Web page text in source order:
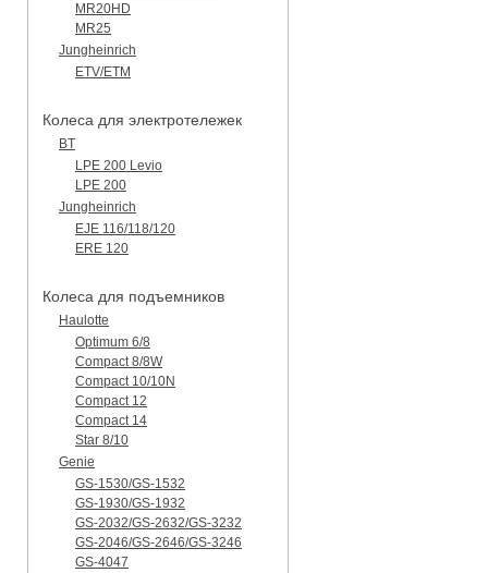
MR20HD
MR25
Jungheinrich
ETV/ETM
Колеса для электротележек
BT
LPE 200 Levio
LPE 200
Jungheinrich
EJE 116/118/120
ERE 120
Колеса для подъемников
Haulotte
Optimum 6/8
Compact 8/8W
Compact 10/10N
Compact 12
Compact 14
Star 8/10
Genie
GS-1530/GS-1532
GS-1930/GS-1932
GS-2032/GS-2632/GS-3232
GS-2046/GS-2646/GS-3246
GS-4047